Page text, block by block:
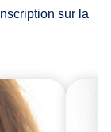
sur la